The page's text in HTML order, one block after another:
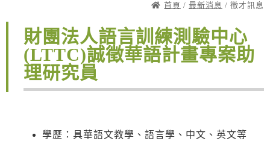
首頁 / 最新消息 / 徵才訊息
財團法人語言訓練測驗中心
(LTTC)誠徵華語計畫專案助
理研究員
學歷：具華語文教學、語言學、中文、英文等